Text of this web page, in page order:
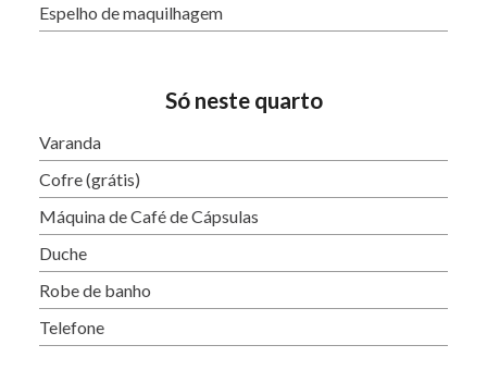
Espelho de maquilhagem
Só neste quarto
Varanda
Cofre (grátis)
Máquina de Café de Cápsulas
Duche
Robe de banho
Telefone